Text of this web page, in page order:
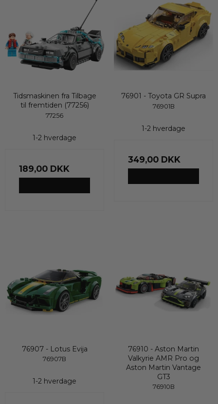
Tidsmaskinen fra Tilbage
til fremtiden (77256)
77256
1-2 hverdage
189,00 DKK
76901 - Toyota GR Supra
76901B
1-2 hverdage
349,00 DKK
76907 - Lotus Evija
76907B
1-2 hverdage
76910 - Aston Martin
Valkyrie AMR Pro og
Aston Martin Vantage
GT3
76910B